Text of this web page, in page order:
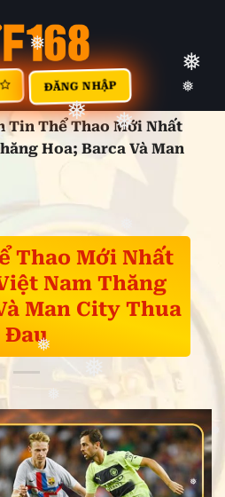
❅
❅
❅
❅
❅
❅
ĐĂNG NHẬP
Tin Thể Thao Mới Nhất
Hoa; Barca Và Man
Thao Mới Nhất
Nam Thăng
Man City Thua
Đau